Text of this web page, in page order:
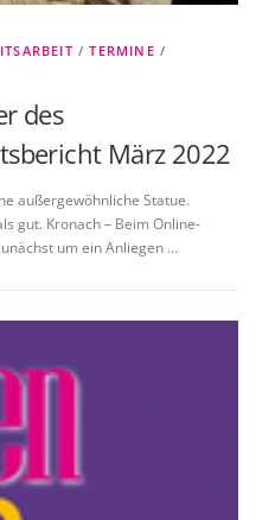
/TERMINE /
des
März 2022
außergewöhnliche Statue.
gut. Kronach – Beim Online-
um ein Anliegen …